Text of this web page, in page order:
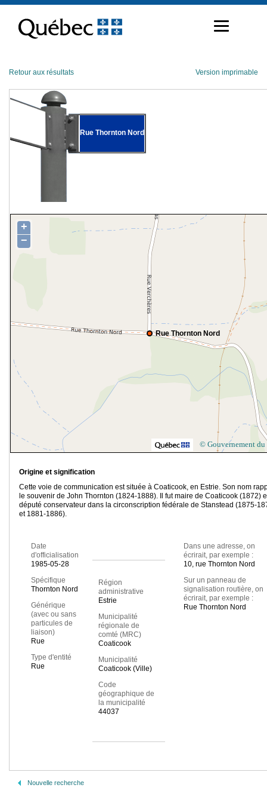
contenu
Retour aux résultats Version imprimable
Rue Thornton Nord
Rue Thornton Nord
+
−
© Gouvernement du
Origine et signification
Cette voie de communication est située à Coaticook, en Estrie. Son nom
le souvenir de John Thornton (1824-1888). Il fut maire de Coaticook (1872)
député conservateur dans la circonscription fédérale de Stanstead (1875-
et 1881-1886).
Date
d'officialisation
1985-05-28
Spécifique
Thornton Nord
Générique
(avec ou sans
particules de
liaison)
Rue
Type d'entité
Rue
Région
administrative
Estrie
Municipalité
régionale de
comté (MRC)
Coaticook
Municipalité
Coaticook (Ville)
Code
géographique de
la municipalité
44037
Dans une adresse, on
écrirait, par exemple :
10, rue Thornton Nord
Sur un panneau de
signalisation routière, on
écrirait, par exemple :
Rue Thornton Nord
Nouvelle recherche